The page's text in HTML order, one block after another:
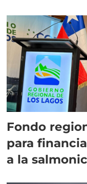
Fondo
para
a la